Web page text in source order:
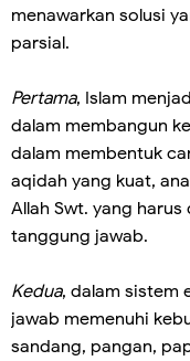
menawarkan solusi
parsial.
Pertama, Islam
dalam membangun
dalam membentuk
aqidah yang kuat,
Allah Swt. yang
tanggung jawab.
Kedua, dalam sistem
jawab memenuhi
sandang, pangan,